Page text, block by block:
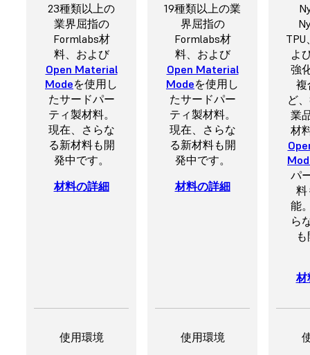
23種類以上の
業界屈指の
Formlabs材
料、および
Open Material
Modeを使用し
たサードパー
ティ製材料。
現在、さらな
る新材料も開
発中です。
材料の詳細
使用環境
19種類以上の業
界屈指の
Formlabs材
料、および
Open Material
Modeを使用し
たサードパー
ティ製材料。
現在、さらな
る新材料も開
発中です。
材料の詳細
使用環境
よ
強
複
ど
業
材
パ
料
能
ら
材